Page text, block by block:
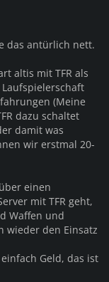
das antürlich nett.
altis mit TFR als
(Meine
dazu schaltet
damit was
wir erstmal 20-
einen
mit TFR geht,
Waffen und
wieder den Einsatz
Geld, das ist